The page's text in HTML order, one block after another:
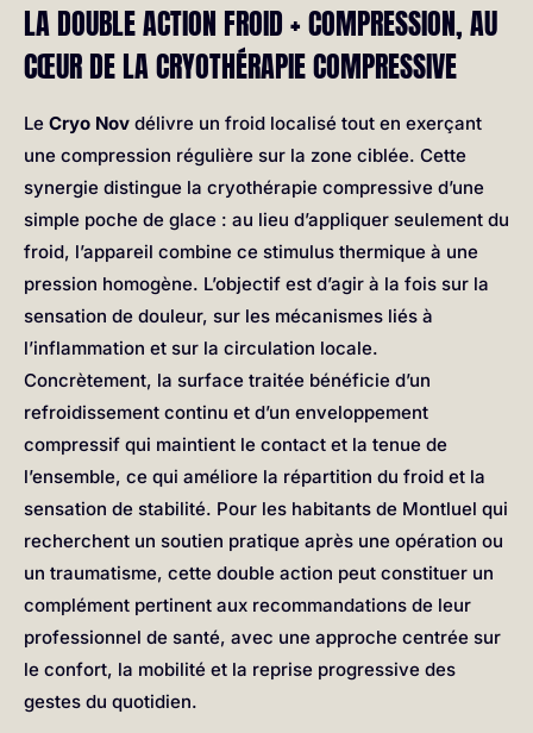
LA DOUBLE ACTION FROID + COMPRESSION, AU
CŒUR DE LA CRYOTHÉRAPIE COMPRESSIVE
Le Cryo Nov délivre un froid localisé tout en exerçant
une compression régulière sur la zone ciblée. Cette
synergie distingue la cryothérapie compressive d’une
simple poche de glace : au lieu d’appliquer seulement du
froid, l’appareil combine ce stimulus thermique à une
pression homogène. L’objectif est d’agir à la fois sur la
sensation de douleur, sur les mécanismes liés à
l’inflammation et sur la circulation locale.
Concrètement, la surface traitée bénéficie d’un
refroidissement continu et d’un enveloppement
compressif qui maintient le contact et la tenue de
l’ensemble, ce qui améliore la répartition du froid et la
sensation de stabilité. Pour les habitants de Montluel qui
recherchent un soutien pratique après une opération ou
un traumatisme, cette double action peut constituer un
complément pertinent aux recommandations de leur
professionnel de santé, avec une approche centrée sur
le confort, la mobilité et la reprise progressive des
gestes du quotidien.